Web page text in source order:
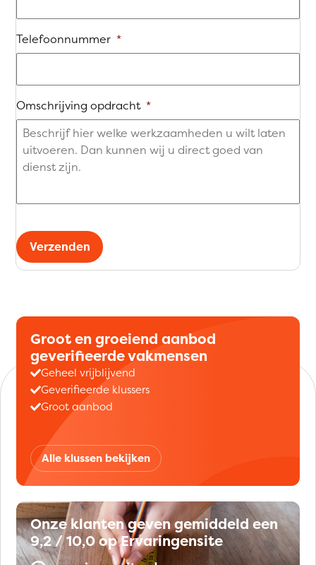
Telefoonnummer *
Omschrijving opdracht *
Verzenden
Groot en groeiend aanbod
geverifieerde vakmensen
Geheel vrijblijvend
Geverifieerde klussers
Groot aanbod
Alle klussen bekijken
Onze klanten geven gemiddeld een
9,2 / 10,0 op Ervaringensite